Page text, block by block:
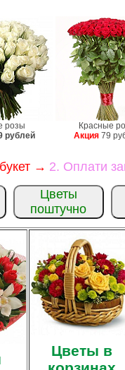
розы
рублей
Красные
Акция 79
→ 2. Оплати
Цветы
поштучно
Цветы в